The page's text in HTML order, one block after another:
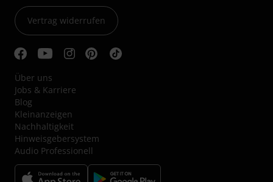
Vertrag widerrufen
Über uns
Jobs & Karriere
Blog
Kleinanzeigen
Nachhaltigkeit
Hinweisgebersystem
Audio Professionell